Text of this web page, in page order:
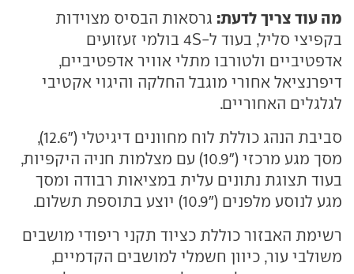
מה עוד צריך לדעת: גרסאות הבסיס מצוידות
בקפיצי סליל, בעוד ל-4S בולמי זעזועים
אדפטיביים ולטורבו מתלי אוויר אדפטיביים,
דיפרנציאל אחורי מוגבל החלקה והיגוי אקטיבי
לגלגלים האחוריים.
סביבת הנהג כוללת לוח מחוונים דיגיטלי ("12.6),
מסך מגע מרכזי ("10.9) עם מצלמות חניה היקפיות,
בעוד תצוגת נתונים עלית במציאות רבודה ומסך
מגע לנוסע מלפנים ("10.9) יוצע בתוספת תשלום.
רשימת האבזור כוללת כציוד תקני ריפודי מושבים
משולבי עור, כיוון חשמלי למושבים הקדמיים,